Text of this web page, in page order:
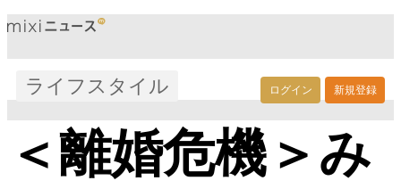
ログイン 新規登録
ライフスタイル
＜離婚危機＞み